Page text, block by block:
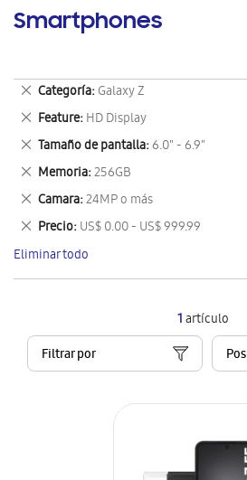
Smartphones
1artículo
Filtrar por
Categoría Galaxy Z
Eliminar
este
artículo
Feature HD Display
Eliminar
este
artículo
Tamaño de pantalla 6.0" - 6.9"
Eliminar
este
artículo
Memoria 256GB
Eliminar
este
artículo
Camara 24MP o más
Eliminar
este
artículo
Precio US$ 0.00 - US$ 999.99
Eliminar
este
artículo
Eliminar todo